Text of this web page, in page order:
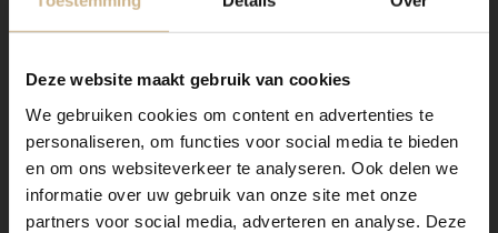
Deze website maakt gebruik van cookies
We gebruiken cookies om content en advertenties te
personaliseren, om functies voor social media te bieden
en om ons websiteverkeer te analyseren. Ook delen we
informatie over uw gebruik van onze site met onze
partners voor social media, adverteren en analyse. Deze